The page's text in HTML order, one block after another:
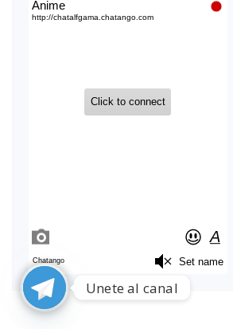
entradas
Unete al canal